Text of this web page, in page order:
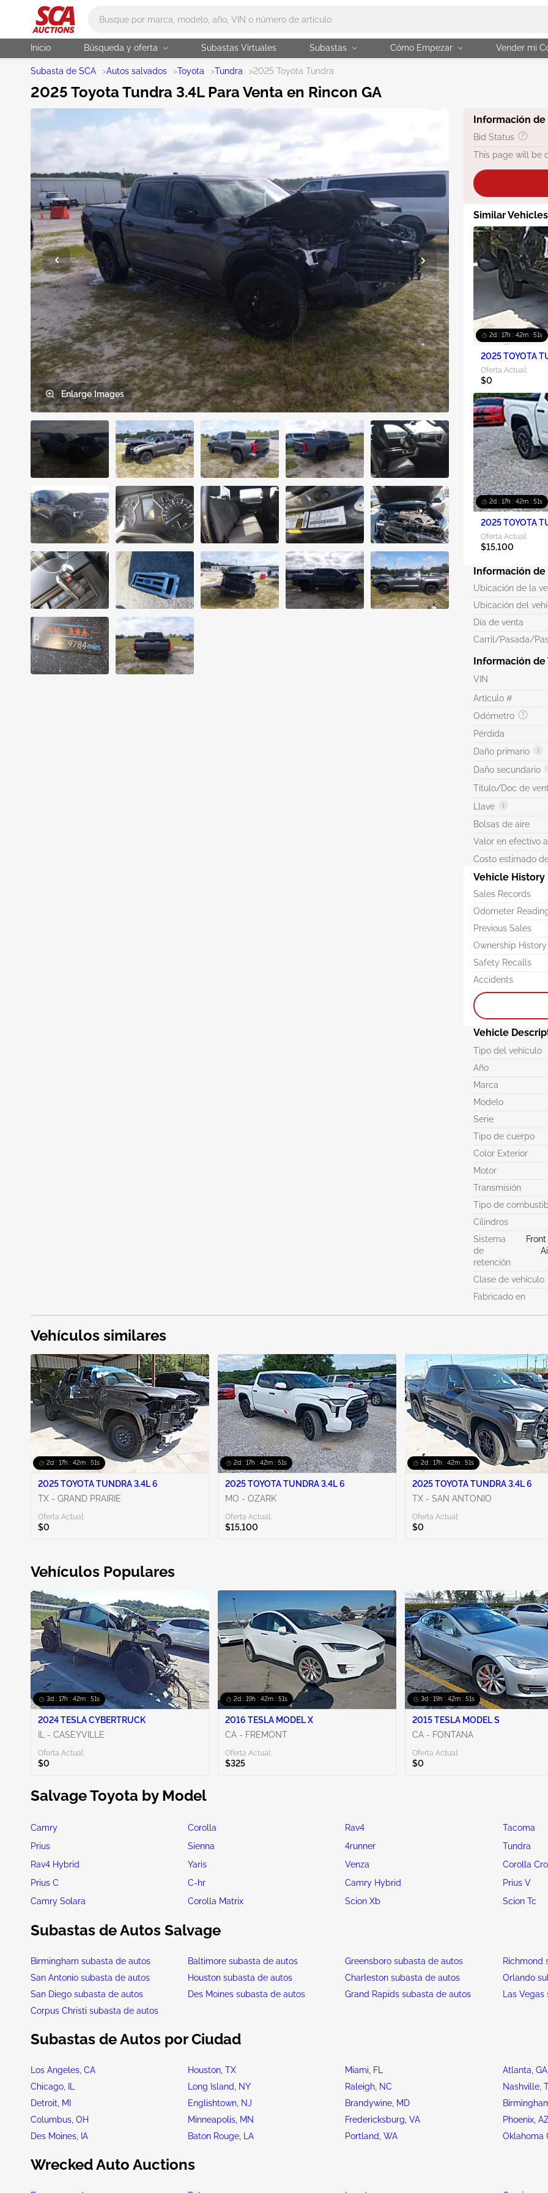
Inicio Búsqueda y oferta Subastas Virtuales Subastas Cómo Empezar Vender mi
Subasta de SCA >Autos salvados >Toyota >Tundra >2025 Toyota Tundra
2025 Toyota Tundra 3.4L Para Venta en Rincon GA
Enlarge Images
Información de
Bid Status
This page will be
Similar
2d : 17h : 42m : 50s
2025 TOYOTA
Oferta Actual:
$0
2d : 17h : 42m : 50s
2025 TOYOTA
Oferta Actual:
$15,100
Información de
Ubicación de la
Ubicación del
Día de venta
Carril/Pasada/
Información de
VIN
Artículo #
Odómetro
Pérdida
Daño primario
Daño secundario
Título/Doc de
Llave
Bolsas de aire
Valor en efectivo
Costo estimado
Vehicle History
Sales Records
Odometer
Previous Sales
Ownership History
Safety Recalls
Accidents
Vehicle
Tipo del vehículo
Año
Marca
Modelo
Serie
Tipo de cuerpo
Color Exterior
Motor
Transmisión
Tipo de
Cilindros
Sistema
de
retención
Clase de vehículo
Fabricado en
Vehículos similares
2d : 17h : 42m : 50s
2025 TOYOTA TUNDRA 3.4L 6
TX - GRAND PRAIRIE
Oferta Actual:
$0
2d : 17h : 42m : 50s
2025 TOYOTA TUNDRA 3.4L 6
MO - OZARK
Oferta Actual:
$15,100
2d : 17h : 42m : 50s
2025 TOYOTA TUNDRA 3.4L 6
TX - SAN ANTONIO
Oferta Actual:
$0
Vehículos Populares
3d : 17h : 42m : 50s
2024 TESLA CYBERTRUCK
IL - CASEYVILLE
Oferta Actual:
$0
2d : 19h : 42m : 50s
2016 TESLA MODEL X
CA - FREMONT
Oferta Actual:
$325
3d : 19h : 42m : 50s
2015 TESLA MODEL S
CA - FONTANA
Oferta Actual:
$0
Salvage Toyota by Model
Camry Corolla Rav4 Tacoma
Prius
Sienna 4runner Tundra
Rav4 Hybrid
Yaris Venza Corolla
Prius C
C-hr Camry Hybrid Prius V
Camry Solara
Corolla Matrix Scion Xb Scion Tc
Subastas de Autos Salvage
Birmingham subasta de autos Baltimore subasta de autos Greensboro subasta de autos Richmond
San Antonio subasta de autos
Houston subasta de autos Charleston subasta de autos Orlando
San Diego subasta de autos
Des Moines subasta de autos Grand Rapids subasta de autos Las
Corpus Christi subasta de autos
Subastas de Autos por Ciudad
Los Angeles, CA Houston, TX Miami, FL Atlanta, GA
Chicago, IL
Long Island, NY Raleigh, NC Nashville,
Detroit, MI
Englishtown, NJ Brandywine, MD
Columbus, OH
Minneapolis, MN Fredericksburg, VA Phoenix,
Des Moines, IA
Baton Rouge, LA Portland, WA Oklahoma
Wrecked Auto Auctions